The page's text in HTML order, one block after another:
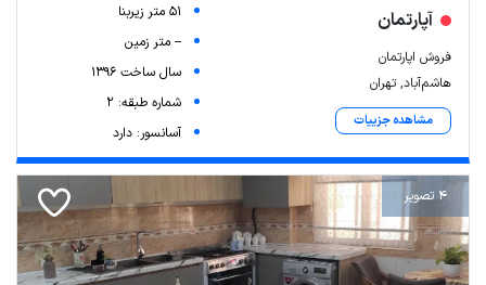
آپارتمان
فروش اپارتمان
هاشم‌آباد, تهران
مشاهده جزییات
51 متر زیربنا
-- متر زمین
سال ساخت 1396
شماره طبقه: 2
آسانسور: دارد
4 تصویر